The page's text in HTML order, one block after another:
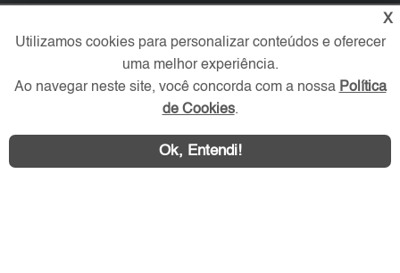
WhatsApp Contatar
Área exclusiva aos anunciantes,
acesse sua conta:
X
Utilizamos cookies para personalizar conteúdos e oferecer
uma melhor experiência.
Ao navegar neste site, você concorda com a nossa Política
de Cookies.
Ok, Entendi!